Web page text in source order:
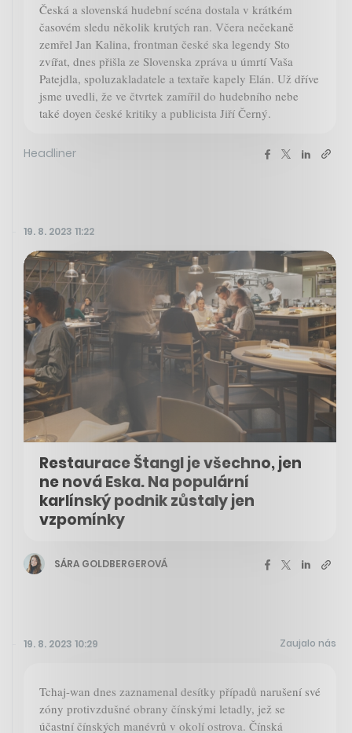
Česká a slovenská hudební scéna dostala v krátkém
časovém sledu několik krutých ran. Včera nečekaně
zemřel Jan Kalina, frontman české ska legendy Sto
zvířat, dnes přišla ze Slovenska zpráva u úmrtí Vaša
Patejdla, spoluzakladatele a textaře kapely Elán. Už dříve
jsme uvedli, že ve čtvrtek zamířil do hudebního nebe
také doyen české kritiky a publicista Jiří Černý.
Headliner
19. 8. 2023 11:22
Restaurace Štangl je všechno, jen
ne nová Eska. Na populární
karlínský podnik zůstaly jen
vzpomínky
SÁRA GOLDBERGEROVÁ
19. 8. 2023 10:29 Zaujalo nás
Tchaj-wan dnes zaznamenal desítky případů narušení své
zóny protivzdušné obrany čínskými letadly, jež se
účastní čínských manévrů v okolí ostrova. Čínská